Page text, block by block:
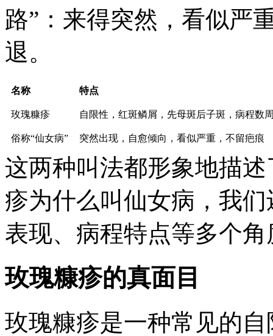
路”：来得突然，看似严
退。
名称 特点
玫瑰糠疹 自限性，红斑鳞屑，先母斑后子斑，病程数
俗称“仙女病” 突然出现，自愈倾向，看似严重，不留疤痕
这两种叫法都形象地描
疹为什么叫仙女病 ，我
表现、病程特点等多个
玫瑰糠疹的真面目
玫瑰糠疹是一种常见的